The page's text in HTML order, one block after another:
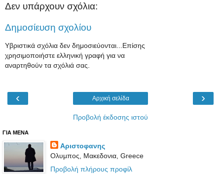
Δεν υπάρχουν σχόλια:
Δημοσίευση σχολίου
Υβριστικά σχόλια δεν δημοσιεύονται...Επίσης
χρησιμοποιήστε ελληνική γραφή για να
αναρτηθούν τα σχόλιά σας.
‹ ›
Αρχική σελίδα
Προβολή έκδοσης ιστού
ΓΙΑ ΜΕΝΑ
Αριστοφανης
Oλυμπος, Μακεδονια, Greece
Προβολή πλήρους προφίλ